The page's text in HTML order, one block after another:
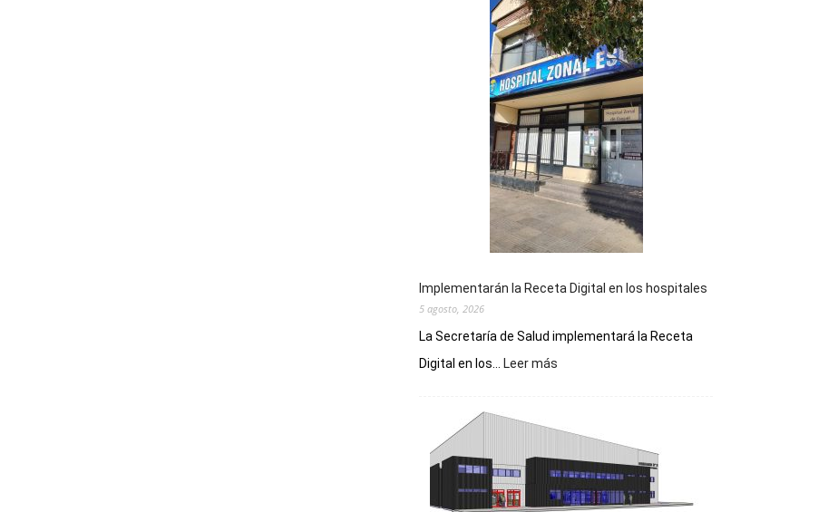
Implementarán la Receta Digital en los hospitales
5 agosto, 2026
La Secretaría de Salud implementará la Receta
Digital en los...
Leer más
Digital
en
los
hospitales